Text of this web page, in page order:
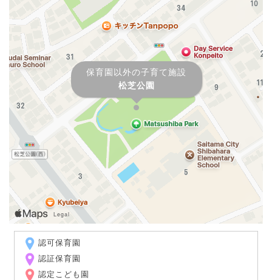
保育園以外の子育て施設
松芝公園
認可保育園
認証保育園
認定こども園